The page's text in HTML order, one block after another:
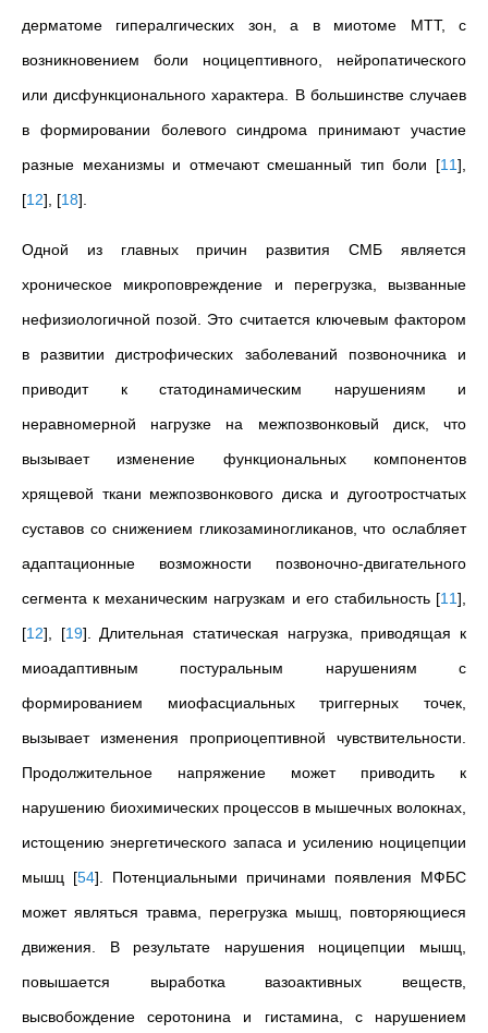
дерматоме гипералгических зон, а в миотоме МТТ, с
возникновением боли ноцицептивного, нейропатического
или дисфункционального характера. В большинстве случаев
в формировании болевого синдрома принимают участие
разные механизмы и отмечают смешанный тип боли [11]
[12] [18]
Одной из главных причин развития СМБ является
хроническое микроповреждение и перегрузка, вызванные
нефизиологичной позой. Это считается ключевым фактором
в развитии дистрофических заболеваний позвоночника и
приводит к статодинамическим нарушениям и
неравномерной нагрузке на межпозвонковый диск, что
вызывает изменение функциональных компонентов
хрящевой ткани межпозвонкового диска и дугоотростчатых
суставов со снижением гликозаминогликанов, что ослабляет
адаптационные возможности позвоночно-двигательного
сегмента к механическим нагрузкам и его стабильность [11]
[12] [19] . Длительная статическая нагрузка, приводящая к
миоадаптивным постуральным нарушениям с
формированием миофасциальных триггерных точек,
вызывает изменения проприоцептивной чувствительности.
Продолжительное напряжение может приводить к
нарушению биохимических процессов в мышечных волокнах,
истощению энергетического запаса и усилению ноцицепции
мышц [54] . Потенциальными причинами появления МФБС
может являться травма, перегрузка мышц, повторяющиеся
движения. В результате нарушения ноцицепции мышц,
повышается выработка вазоактивных веществ,
высвобождение серотонина и гистамина, с нарушением